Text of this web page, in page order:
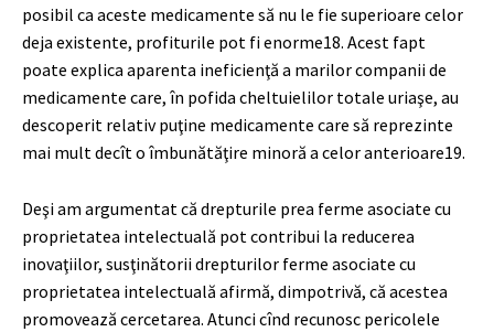
posibil ca aceste medicamente să nu le fie superioare celor
deja existente, profiturile pot fi enorme18. Acest fapt
poate explica aparenta ineficienţă a marilor companii de
medicamente care, în pofida cheltuielilor totale uriaşe, au
descoperit relativ puţine medicamente care să reprezinte
mai mult decît o îmbunătăţire minoră a celor anterioare19.
Deşi am argumentat că drepturile prea ferme asociate cu
proprietatea intelectuală pot contribui la reducerea
inovaţiilor, susţinătorii drepturilor ferme asociate cu
proprietatea intelectuală afirmă, dimpotrivă, că acestea
promovează cercetarea. Atunci cînd recunosc pericolele